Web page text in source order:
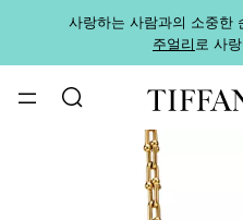
사랑하는 사람과의 소중한
주얼리로 사